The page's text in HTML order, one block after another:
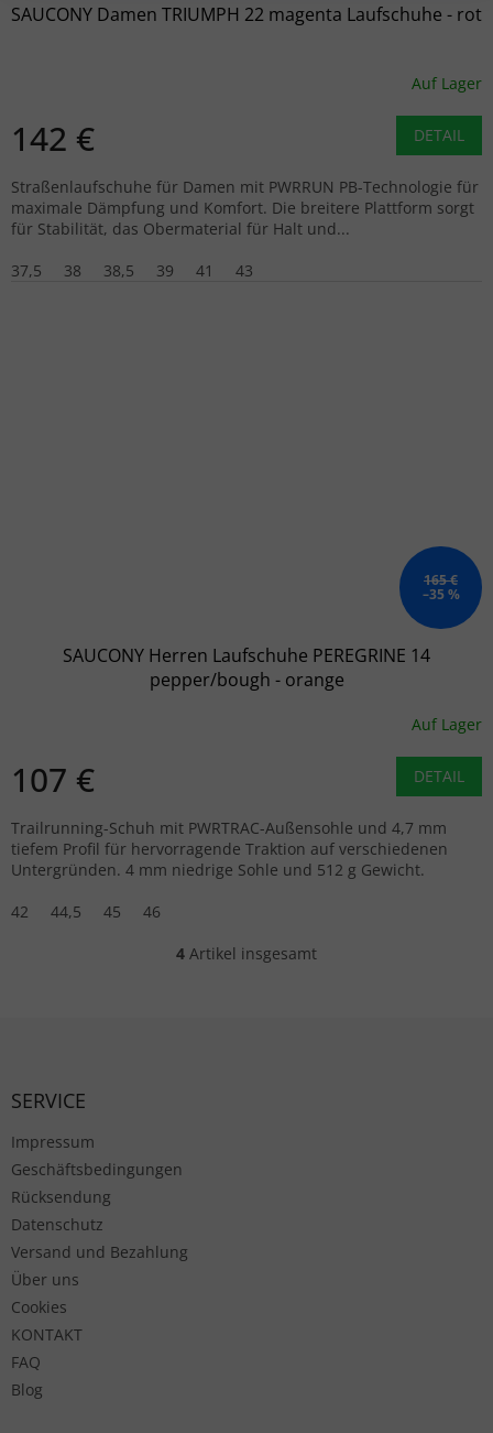
SAUCONY Damen TRIUMPH 22 magenta Laufschuhe - rot
Auf Lager
142 € DETAIL
Straßenlaufschuhe für Damen mit PWRRUN PB-Technologie für
maximale Dämpfung und Komfort. Die breitere Plattform sorgt
für Stabilität, das Obermaterial für Halt und...
37,5
38 38,5 39 41 43
165 €
–35 %
SAUCONY Herren Laufschuhe PEREGRINE 14
pepper/bough - orange
Auf Lager
107 € DETAIL
Trailrunning-Schuh mit PWRTRAC-Außensohle und 4,7 mm
tiefem Profil für hervorragende Traktion auf verschiedenen
Untergründen. 4 mm niedrige Sohle und 512 g Gewicht.
42
44,5 45 46
Steuerelemente der Liste
4 Artikel insgesamt
SERVICE
Impressum
Geschäftsbedingungen
Rücksendung
Datenschutz
Versand und Bezahlung
Über uns
Cookies
KONTAKT
FAQ
Blog